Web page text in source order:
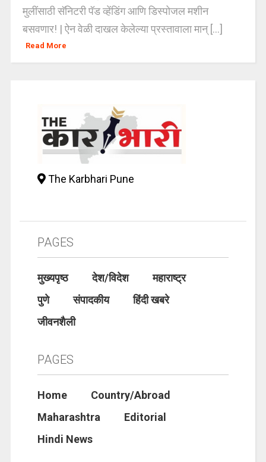
मुलींसाठी सॅनिटरी पॅड व्हेंडिंग आणि डिस्पोजल मशीन
बसवणार! | ऐन वेळी दाखल केलेल्या प्रस्तावाला मान् [...]
Read More
The Karbhari Pune
PAGES
मुख्यपृष्ठ देश/विदेश
महाराष्ट्र
पुणे
संपादकीय
हिंदी खबरे
जीवनशैली
PAGES
Home
Country/Abroad
Maharashtra
Editorial
Hindi News